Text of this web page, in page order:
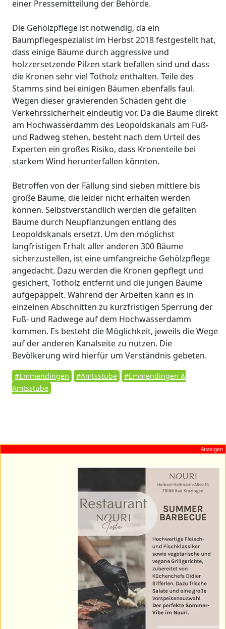
einer Pressemitteilung der Behörde.
Die Gehölzpflege ist notwendig, da ein
Baumpflegespezialist im Herbst 2018 festgestellt hat,
dass einige Bäume durch aggressive und
holzzersetzende Pilzen stark befallen sind und dass
die Kronen sehr viel Totholz enthalten. Teile des
Stamms sind bei einigen Bäumen ebenfalls faul.
Wegen dieser gravierenden Schäden geht die
Verkehrssicherheit eindeutig vor. Da die Bäume direkt
am Hochwasserdamm des Leopoldskanals am Fuß-
und Radweg stehen, besteht nach dem Urteil des
Experten ein großes Risiko, dass Kronenteile bei
starkem Wind herunterfallen könnten.
Betroffen von der Fällung sind sieben mittlere bis
große Bäume, die leider nicht erhalten werden
können. Selbstverständlich werden die gefällten
Bäume durch Neupflanzungen entlang des
Leopoldskanals ersetzt. Um den möglichst
langfristigen Erhalt aller anderen 300 Bäume
sicherzustellen, ist eine umfangreiche Gehölzpflege
angedacht. Dazu werden die Kronen gepflegt und
gesichert, Totholz entfernt und die jungen Bäume
aufgepäppelt. Während der Arbeiten kann es in
einzelnen Abschnitten zu kurzfristigen Sperrung der
Fuß- und Radwege auf dem Hochwasserdamm
kommen. Es besteht die Möglichkeit, jeweils die Wege
auf der anderen Kanalseite zu nutzen. Die
Bevölkerung wird hierfür um Verständnis gebeten.
#Emmendingen #Amtsstube
#Emmendingen &
Amtsstube
Anzeigen